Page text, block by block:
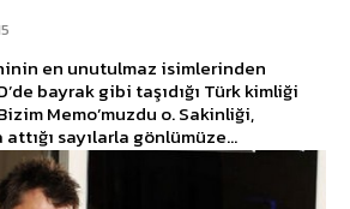
en unutulmaz isimlerinden
bayrak gibi taşıdığı Türk kimliği
sayılarla gönlümüze...